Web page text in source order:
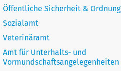
Öffentliche Sicherheit & Ordnung
Sozialamt
Veterinäramt
Amt für Unterhalts- und
Vormundschaftsangelegenheiten